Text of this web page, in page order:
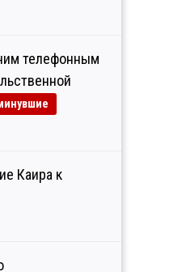
телефонным
Каира к